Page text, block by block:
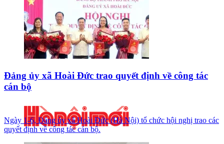
Đảng ủy xã Hoài Đức trao quyết định về công tác
cán bộ
Ngày 1-6, Đảng ủy xã Hoài Đức (Hà Nội) tổ chức hội nghị trao các
quyết định về công tác cán bộ.